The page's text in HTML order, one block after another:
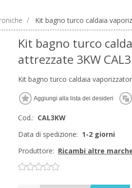
/ Kit bagno turco caldaia
Kit bagno turco
attrezzate 3KW
Kit bagno turco caldaia
Cod.: CAL3KW
Data di spedizione: 1-2 giorni
Produttore: Ricambi altre